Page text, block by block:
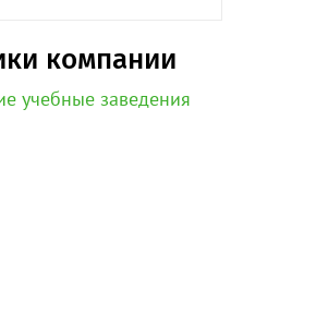
компании
учебные заведения